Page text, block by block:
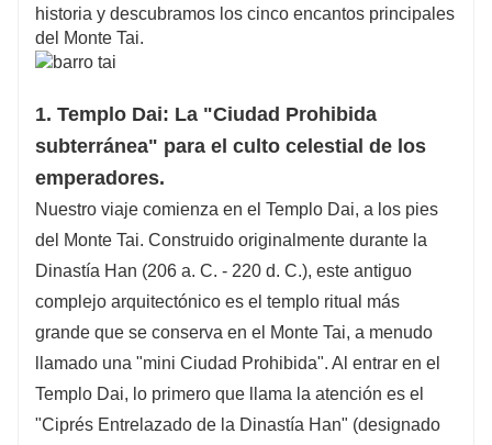
frescos y auténticos.
Explorar: 5A Joya Natural y Cultural
declarado Patrimonio de la Humanidad por la
UNESCO con 5000 años de historia. Sube a la
cima para ver el amanecer, visita el Templo Dai
o toma un teleférico para disfrutar de vistas
entre los pinos. Nuestros guías multilingües
adaptan el ritmo a tus intereses.
Tu viaje ideal a Shandong 5A comienza aquí,
diseñado especialmente para ti.
¿Necesitas más ideas de rutas? ¡Contacta
directamente con atención al cliente!
historia y descubramos los cinco encantos principales
del Monte Tai.
1. Templo Dai: La "Ciudad Prohibida
subterránea" para el culto celestial de los
emperadores.
Nuestro viaje comienza en el Templo Dai, a los pies
del Monte Tai. Construido originalmente durante la
Dinastía Han (206 a. C. - 220 d. C.), este antiguo
complejo arquitectónico es el templo ritual más
grande que se conserva en el Monte Tai, a menudo
llamado una "mini Ciudad Prohibida". Al entrar en el
Templo Dai, lo primero que llama la atención es el
"Ciprés Entrelazado de la Dinastía Han" (designado